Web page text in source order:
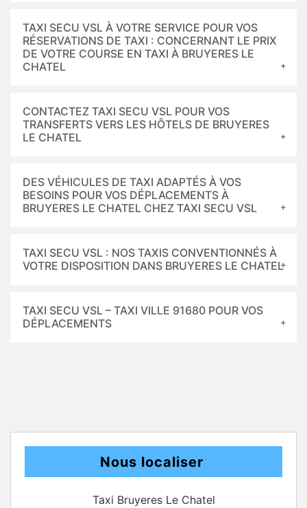
TAXI SECU VSL À VOTRE SERVICE POUR VOS
RÉSERVATIONS DE TAXI : CONCERNANT LE PRIX
DE VOTRE COURSE EN TAXI À BRUYERES LE
CHATEL
CONTACTEZ TAXI SECU VSL POUR VOS
TRANSFERTS VERS LES HÔTELS DE BRUYERES
LE CHATEL
DES VÉHICULES DE TAXI ADAPTÉS À VOS
BESOINS POUR VOS DÉPLACEMENTS À
BRUYERES LE CHATEL CHEZ TAXI SECU VSL
TAXI SECU VSL : NOS TAXIS CONVENTIONNÉS À
VOTRE DISPOSITION DANS BRUYERES LE CHATEL
TAXI SECU VSL – TAXI VILLE 91680 POUR VOS
DÉPLACEMENTS
Nous localiser
Taxi Bruyeres Le Chatel